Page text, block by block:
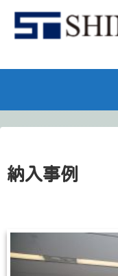
納入事例